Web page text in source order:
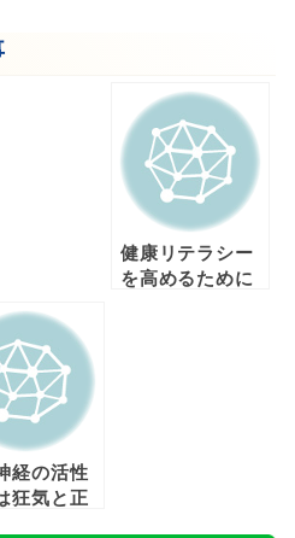
健康リテラシー
を高めるために
経の活性
狂気と正